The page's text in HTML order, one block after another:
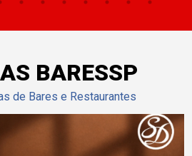
BARESSP
de Bares e Restaurantes